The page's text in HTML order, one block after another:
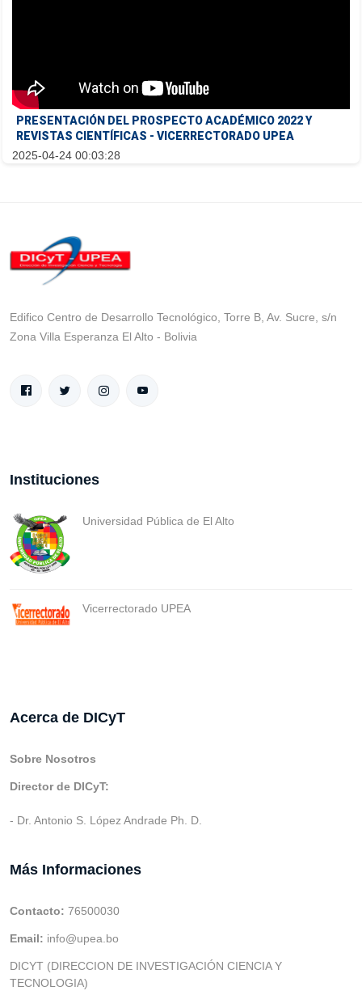
PRESENTACIÓN DEL PROSPECTO ACADÉMICO 2022 Y
REVISTAS CIENTÍFICAS - VICERRECTORADO UPEA
2025-04-24 00:03:28
Edifico Centro de Desarrollo Tecnológico, Torre B, Av. Sucre, s/n
Zona Villa Esperanza El Alto - Bolivia
Instituciones
Universidad Pública de El Alto
Vicerrectorado UPEA
Acerca de DICyT
Sobre Nosotros
Director de DICyT:
- Dr. Antonio S. López Andrade Ph. D.
Más Informaciones
Contacto: 76500030
Email: info@upea.bo
DICYT (DIRECCION DE INVESTIGACIÓN CIENCIA Y
TECNOLOGIA)